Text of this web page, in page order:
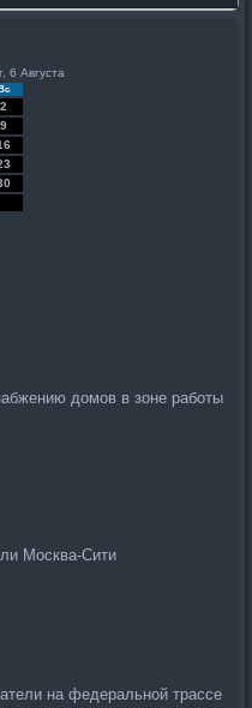
6 Августа
Вс
2
9
домов в зоне работы
Москва-Сити
на федеральной трассе